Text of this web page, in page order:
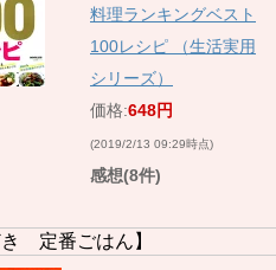
料理ランキングベスト
100レシピ （生活実用
シリーズ）
価格:648円
(2019/2/13 09:29時点)
感想(8件)
き 定番ごはん】